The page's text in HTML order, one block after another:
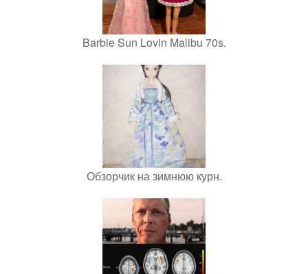
Barbie Sun Lovin Malibu 70s.
Обзорчик на зимнюю курн.